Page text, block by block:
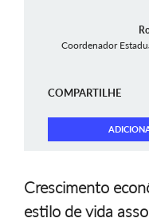
Coordenador
COMPARTILHE
Crescimento
estilo de vida